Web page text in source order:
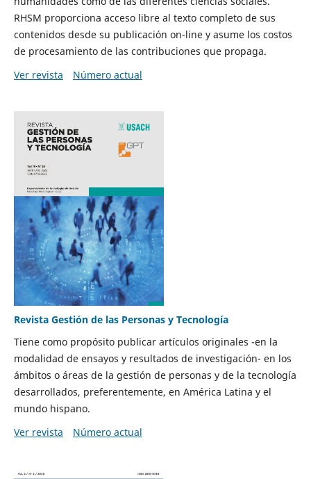
RHSM proporciona acceso libre al texto completo de sus
contenidos desde su publicación on-line y asume los costos
de procesamiento de las contribuciones que propaga.
Ver revista
Número actual
Revista Gestión de las Personas y Tecnología
Tiene como propósito publicar artículos originales -en la
modalidad de ensayos y resultados de investigación- en los
ámbitos o áreas de la gestión de personas y de la tecnología
desarrollados, preferentemente, en América Latina y el
mundo hispano.
Ver revista
Número actual